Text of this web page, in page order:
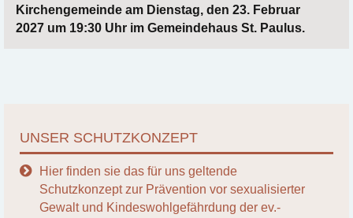
Kirchengemeinde am Dienstag, den 23. Februar
2027 um 19:30 Uhr im Gemeindehaus St. Paulus.
UNSER SCHUTZKONZEPT
Hier finden sie das für uns geltende
Schutzkonzept zur Prävention vor sexualisierter
Gewalt und Kindeswohlgefährdung der ev.-